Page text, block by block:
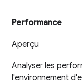
Performance
Aperçu
Analyser les
l'environnement